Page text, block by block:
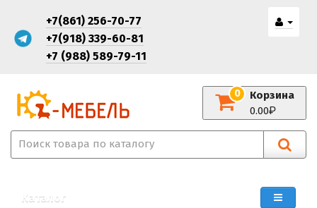
+7(861) 256-70-77
+7(918) 339-60-81
+7 (988) 589-79-11
Корзина
0
0.00
Каталог